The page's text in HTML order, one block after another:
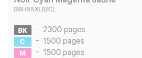
B8H95XLB/CL
- 2300 pages
- 1500 pages
- 1500 pages